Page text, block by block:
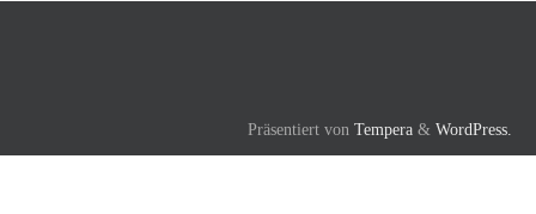
Präsentiert von Tempera & WordPress.